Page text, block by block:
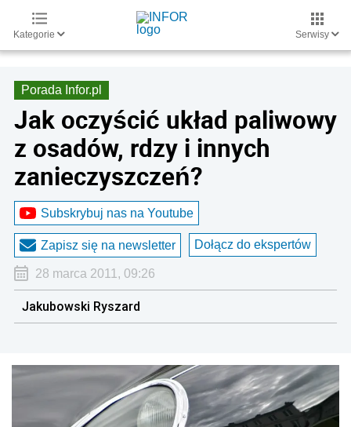
Kategorie Serwisy
Porada Infor.pl
Jak oczyścić układ paliwowy
z osadów, rdzy i innych
zanieczyszczeń?
Subskrybuj nas na Youtube
Zapisz się na newsletter Dołącz do ekspertów
28 marca 2011, 09:26
Jakubowski Ryszard